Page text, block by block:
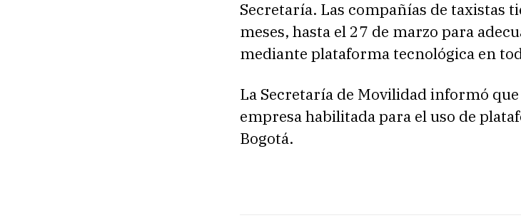
Secretaría. Las compañías de taxistas
meses, hasta el 27 de marzo para
mediante plataforma tecnológica en
La Secretaría de Movilidad informó
empresa habilitada para el uso de
Bogotá.